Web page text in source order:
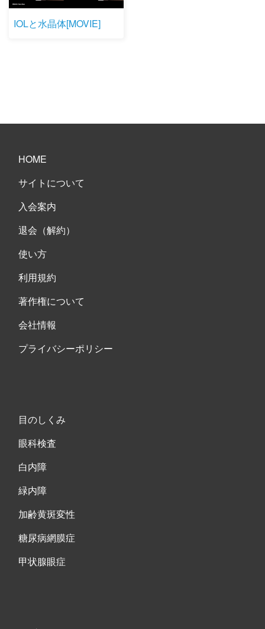
IOLと水晶体[MOVIE]
HOME
サイトについて
入会案内
退会（解約）
使い方
利用規約
著作権について
会社情報
プライバシーポリシー
目のしくみ
眼科検査
白内障
緑内障
加齢黄斑変性
糖尿病網膜症
甲状腺眼症